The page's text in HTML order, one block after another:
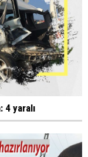
4 yaralı